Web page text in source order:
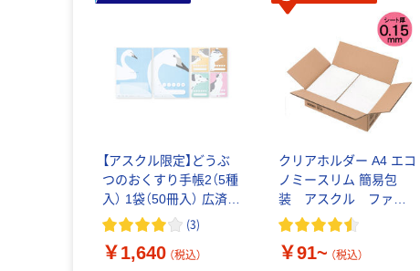
【アスクル限定】どうぶ
つのおくすり手帳2（5種
入） 1袋（50冊入） 広済堂
ネクスト オリジナル
(3)
￥1,640 （税込）
クリアホルダー A4 エコ
ノミースリム 簡易包
装 アスクル ファイ
ル
￥91~ （税込）